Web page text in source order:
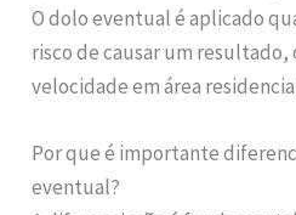
O dolo eventual é aplicado
risco de causar um
velocidade em área
Por que é importante
eventual?